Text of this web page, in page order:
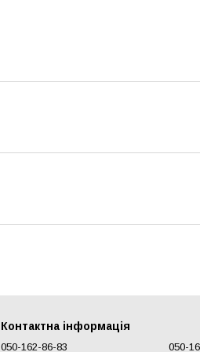
Контактна інформація
050-162-86-83 050-